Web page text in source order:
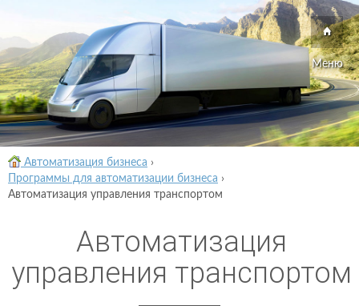
Меню
Автоматизация бизнеса ›
Программы для автоматизации бизнеса ›
Автоматизация управления транспортом
Автоматизация
управления транспортом